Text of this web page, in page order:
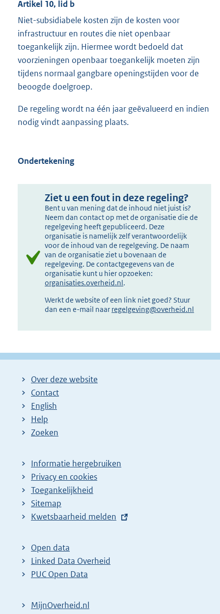
Artikel 10, lid b
Niet-subsidiabele kosten zijn de kosten voor
infrastructuur en routes die niet openbaar
toegankelijk zijn. Hiermee wordt bedoeld dat
voorzieningen openbaar toegankelijk moeten zijn
tijdens normaal gangbare openingstijden voor de
beoogde doelgroep.
De regeling wordt na één jaar geëvalueerd en indien
nodig vindt aanpassing plaats.
Ondertekening
Ziet u een fout in deze regeling?
Bent u van mening dat de inhoud niet juist is?
Neem dan contact op met de organisatie die de
regelgeving heeft gepubliceerd. Deze
organisatie is namelijk zelf verantwoordelijk
voor de inhoud van de regelgeving. De naam
van de organisatie ziet u bovenaan de
regelgeving. De contactgegevens van de
organisatie kunt u hier opzoeken:
organisaties.overheid.nl.
Werkt de website of een link niet goed? Stuur
dan een e-mail naar regelgeving@overheid.nl
Over deze website
Contact
English
Help
Zoeken
Informatie hergebruiken
Privacy en cookies
Toegankelijkheid
Sitemap
E
t
e
r
l
Kwetsbaarheid melden
Open data
Linked Data Overheid
PUC Open Data
MijnOverheid.nl